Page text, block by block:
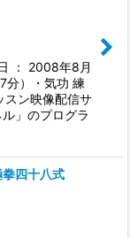
： 2008年8月
分）・気功 練
スン映像配信サ
」のプログラ
四十八式